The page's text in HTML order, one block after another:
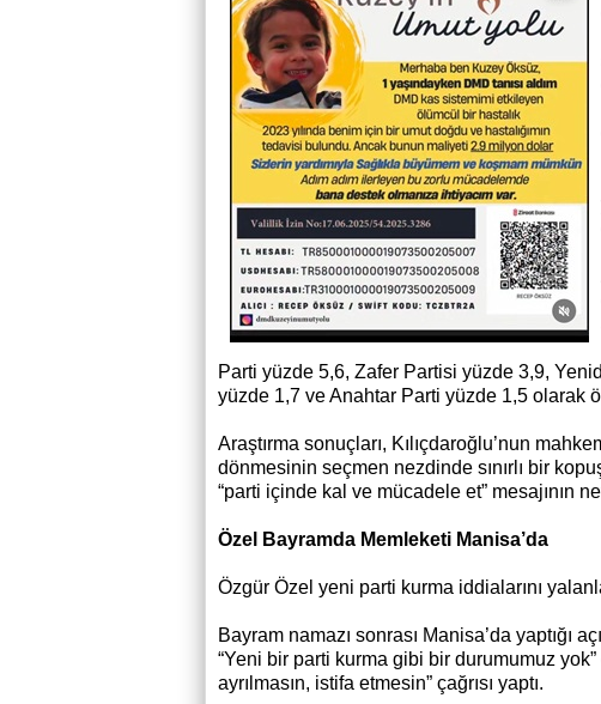
Parti yüzde 5,6, Zafer Partisi yüzde 3,9,
yüzde 1,7 ve Anahtar Parti yüzde 1,5 olarak
Araştırma sonuçları, Kılıçdaroğlu’nun
dönmesinin seçmen nezdinde sınırlı bir
“parti içinde kal ve mücadele et” mesajının
Özel Bayramda Memleketi Manisa’da
Özgür Özel yeni parti kurma iddialarını
Bayram namazı sonrası Manisa’da yaptığı
“Yeni bir parti kurma gibi bir durumumuz
ayrılmasın, istifa etmesin” çağrısı yaptı.